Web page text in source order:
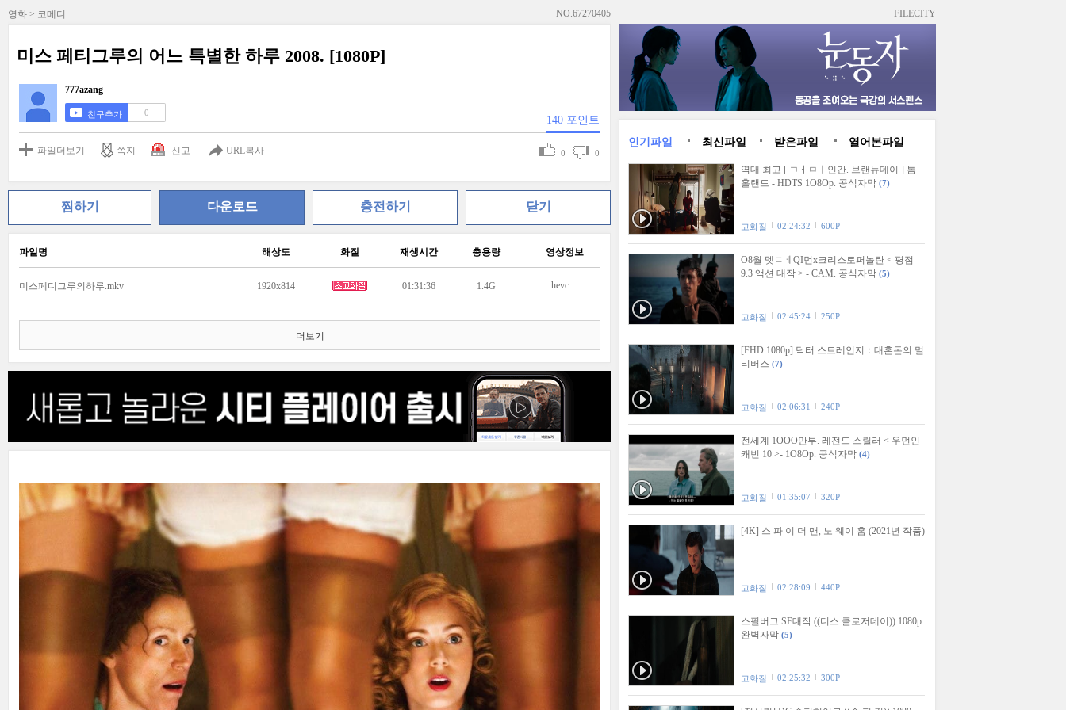
영화 > 코메디 NO.67270405
미스 페티그루의 어느 특별한 하루 2008. [1080P]
777azang
친구추가 0
140 포인트
파일더보기 쪽지 신고 URL복사 0 0
찜하기 다운로드 충전하기 닫기
파일명 해상도 화질 재생시간 총용량 영상정보
미스페디그루의하루.mkv 1920x814 01:31:36 1.4G hevc
더보기
FILECITY
인기파일 최신파일 받은파일 열어본파일
역대 최고 [ ㄱㅓㅁㅣ인간. 브랜뉴데이 ] 톰
홀랜드 - HDTS 1O8Op. 공식자막 (7)
고화질 02:24:32 600P
O8월 멧ㄷㅔQI먼x크리스토퍼놀란 < 평점
9.3 액션 대작 > - CAM. 공식자막 (5)
고화질 02:45:24 250P
[FHD 1080p] 닥터 스트레인지：대혼돈의 멀
티버스 (7)
고화질 02:06:31 240P
전세계 1OOO만부. 레전드 스릴러 < 우먼인
캐빈 10 >- 1O8Op. 공식자막 (4)
고화질 01:35:07 320P
[4K] 스 파 이 더 맨, 노 웨이 홈 (2021년 작품)
고화질 02:28:09 440P
스필버그 SF대작 ((디스 클로저데이)) 1080p
완벽자막 (5)
고화질 02:25:32 300P